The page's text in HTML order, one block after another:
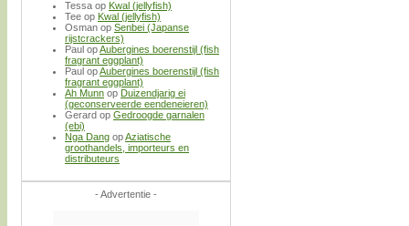
Tessa op Kwal (jellyfish)
Tee op Kwal (jellyfish)
Osman op Senbei (Japanse
rijstcrackers)
Paul opAubergines boerenstijl (fish
fragrant eggplant)
Paul opAubergines boerenstijl (fish
fragrant eggplant)
Ah Munn op Duizendjarig ei
(geconserveerde eendeneieren)
Gerard op Gedroogde garnalen
(ebi)
Nga Dang opAziatische
groothandels, importeurs en
distributeurs
- Advertentie -